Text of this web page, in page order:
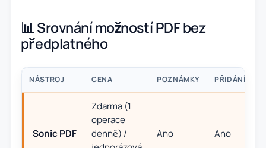
📊 Srovnání možností PDF bez
předplatného
NÁSTROJ CENA POZNÁMKY PŘIDÁNÍ
Sonic PDF
Zdarma (1
operace
denně) /
Ano Ano